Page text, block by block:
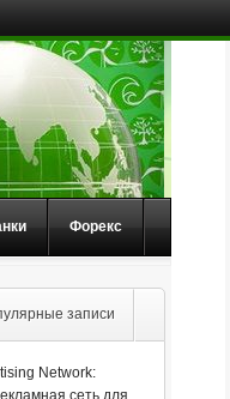
Форекс
записи
Network:
сеть для